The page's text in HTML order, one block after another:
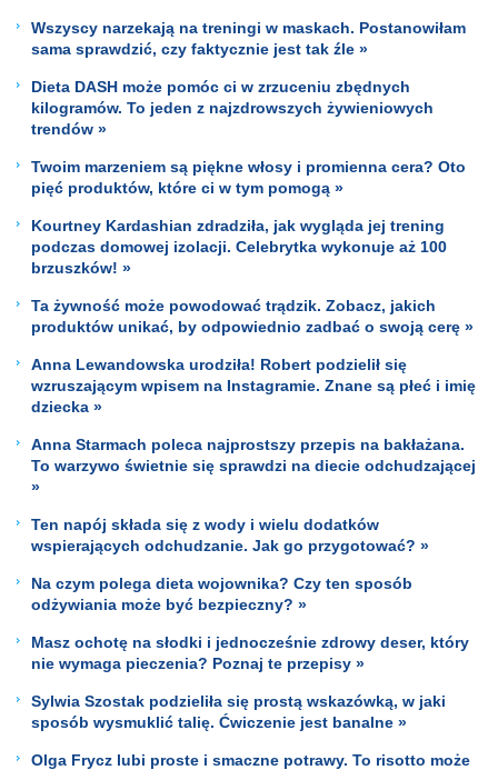
Wszyscy narzekają na treningi w maskach. Postanowiłam
sama sprawdzić, czy faktycznie jest tak źle »
Dieta DASH może pomóc ci w zrzuceniu zbędnych
kilogramów. To jeden z najzdrowszych żywieniowych
trendów »
Twoim marzeniem są piękne włosy i promienna cera? Oto
pięć produktów, które ci w tym pomogą »
Kourtney Kardashian zdradziła, jak wygląda jej trening
podczas domowej izolacji. Celebrytka wykonuje aż 100
brzuszków! »
Ta żywność może powodować trądzik. Zobacz, jakich
produktów unikać, by odpowiednio zadbać o swoją cerę »
Anna Lewandowska urodziła! Robert podzielił się
wzruszającym wpisem na Instagramie. Znane są płeć i imię
dziecka »
Anna Starmach poleca najprostszy przepis na bakłażana.
To warzywo świetnie się sprawdzi na diecie odchudzającej
»
Ten napój składa się z wody i wielu dodatków
wspierających odchudzanie. Jak go przygotować? »
Na czym polega dieta wojownika? Czy ten sposób
odżywiania może być bezpieczny? »
Masz ochotę na słodki i jednocześnie zdrowy deser, który
nie wymaga pieczenia? Poznaj te przepisy »
Sylwia Szostak podzieliła się prostą wskazówką, w jaki
sposób wysmuklić talię. Ćwiczenie jest banalne »
Olga Frycz lubi proste i smaczne potrawy. To risotto może